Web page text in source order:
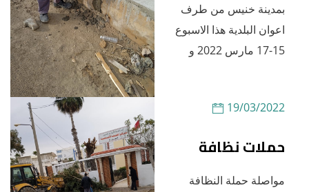
بمدينة خنيس من طرف
اعوان البلدية هذا الاسبوع
15-17 مارس 2022 و
19/03/2022
حملات نظافة
مواصلة حملة النظافة